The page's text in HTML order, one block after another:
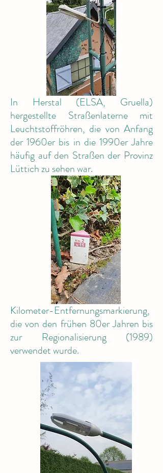
In Herstal (ELSA, Gruella)
hergestellte Straßenlaterne mit
Leuchtstoffröhren, die von Anfang
der 1960er bis in die 1990er Jahre
häufig auf den Straßen der Provinz
Lüttich zu sehen war.
Kilometer-Entfernungsmarkierung,
die von den frühen 80er Jahren bis
zur Regionalisierung (1989)
verwendet wurde.